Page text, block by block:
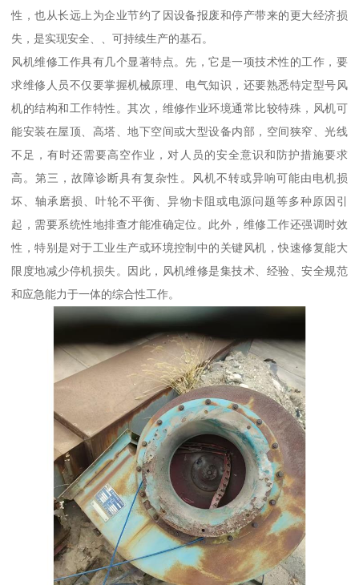
性，也从长远上为企业节约了因设备报废和停产带来的更大经济损
失，是实现安全、、可持续生产的基石。
风机维修工作具有几个显著特点。先，它是一项技术性的工作，要
求维修人员不仅要掌握机械原理、电气知识，还要熟悉特定型号风
机的结构和工作特性。其次，维修作业环境通常比较特殊，风机可
能安装在屋顶、高塔、地下空间或大型设备内部，空间狭窄、光线
不足，有时还需要高空作业，对人员的安全意识和防护措施要求
高。第三，故障诊断具有复杂性。风机不转或异响可能由电机损
坏、轴承磨损、叶轮不平衡、异物卡阻或电源问题等多种原因引
起，需要系统性地排查才能准确定位。此外，维修工作还强调时效
性，特别是对于工业生产或环境控制中的关键风机，快速修复能大
限度地减少停机损失。因此，风机维修是集技术、经验、安全规范
和应急能力于一体的综合性工作。